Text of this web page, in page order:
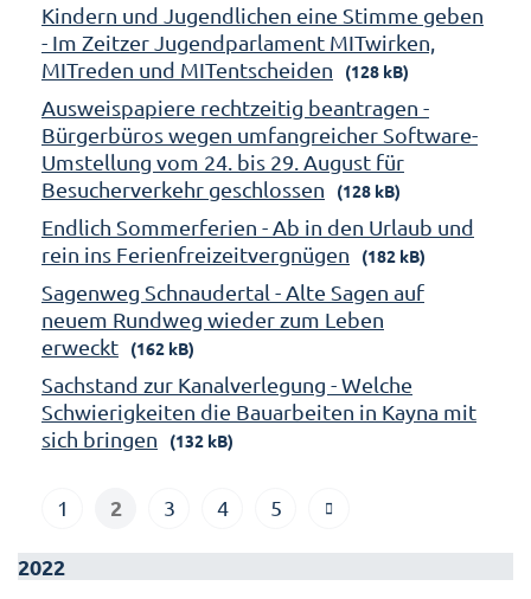
Kindern und Jugendlichen eine Stimme geben
- Im Zeitzer Jugendparlament MITwirken,
MITreden und MITentscheiden
(128 kB)
Ausweispapiere rechtzeitig beantragen -
Bürgerbüros wegen umfangreicher Software-
Umstellung vom 24. bis 29. August für
Besucherverkehr geschlossen
(128 kB)
Endlich Sommerferien - Ab in den Urlaub und
rein ins Ferienfreizeitvergnügen
(182 kB)
Sagenweg Schnaudertal - Alte Sagen auf
neuem Rundweg wieder zum Leben
erweckt
(162 kB)
Sachstand zur Kanalverlegung - Welche
Schwierigkeiten die Bauarbeiten in Kayna mit
sich bringen
(132 kB)
1 2 3 4 5
2022